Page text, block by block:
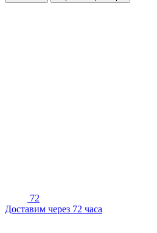
72
Доставим через 72 часа